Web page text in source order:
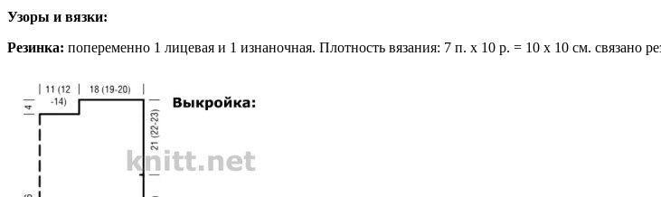
Узоры и вязки:
Резинка: попеременно 1 лицевая и 1 изнаночная. Плотность вязания: 7 п. х 10 р. = 10 х 10 см. связано